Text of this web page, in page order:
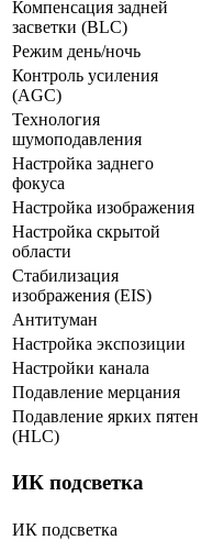
Компенсация задней
засветки (BLC)
Режим день/ночь
Контроль усиления
(AGC)
Технология
шумоподавления
Настройка заднего
фокуса
Настройка изображения
Настройка скрытой
области
Стабилизация
изображения (EIS)
Антитуман
Настройка экспозиции
Настройки канала
Подавление мерцания
Подавление ярких пятен
(HLC)
ИК подсветка
ИК подсветка